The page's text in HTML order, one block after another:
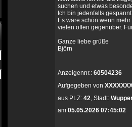
suchen und etwas
Ich bin jedenfalls
Es wäre schön wenn
vielen offen gegenüber.
Ganze liebe grüße
Björn
Anzeigennr.: 60504236
Aufgegeben von
aus PLZ: 42, Stadt:
am 05.05.2026 07:45:02